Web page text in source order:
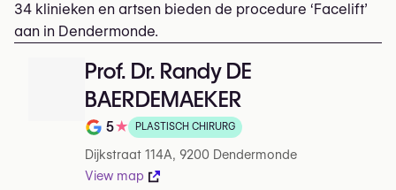
34 klinieken en artsen bieden de procedure ‘Facelift’
aan in Dendermonde.
Prof. Dr. Randy DE
BAERDEMAEKER
Beoordeling op 5 op Google
5★ PLASTISCH CHIRURG
Dijkstraat 114A, 9200 Dendermonde
View map